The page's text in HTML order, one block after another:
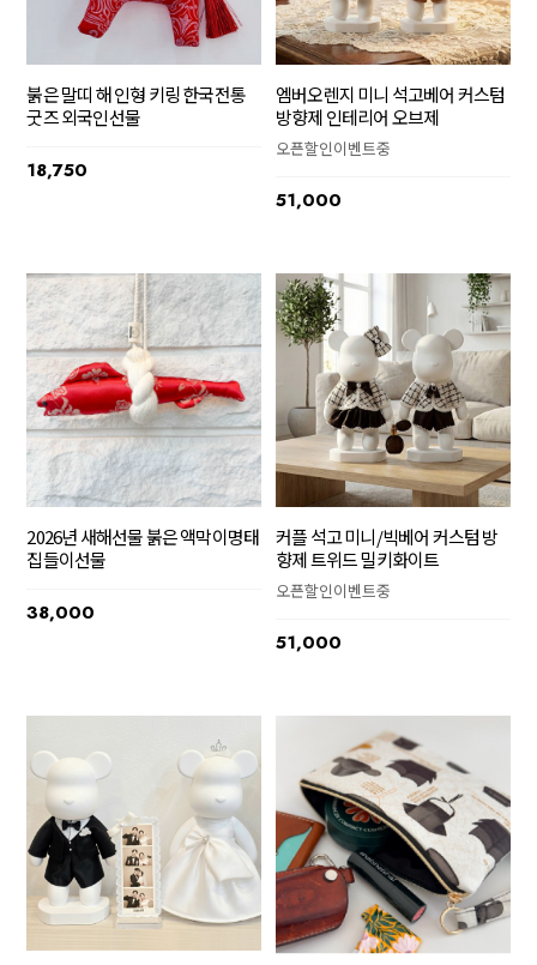
붉은 말띠 해 인형 키링 한국전통
굿즈 외국인선물
18,750
엠버오렌지 미니 석고베어 커스텀
방향제 인테리어 오브제
오픈할인이벤트중
51,000
2026년 새해선물 붉은 액막이명태
집들이선물
38,000
커플 석고 미니/빅베어 커스텀 방
향제 트위드 밀키화이트
오픈할인이벤트중
51,000